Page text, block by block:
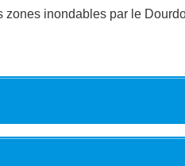
inondables par le